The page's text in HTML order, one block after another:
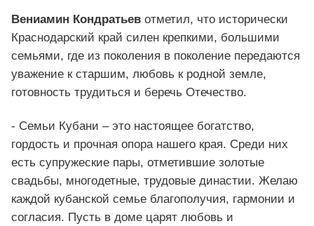
Вениамин Кондратьев отметил, что исторически
Краснодарский край силен крепкими, большими
семьями, где из поколения в поколение передаются
уважение к старшим, любовь к родной земле,
готовность трудиться и беречь Отечество.
- Семьи Кубани – это настоящее богатство,
гордость и прочная опора нашего края. Среди них
есть супружеские пары, отметившие золотые
свадьбы, многодетные, трудовые династии. Желаю
каждой кубанской семье благополучия, гармонии и
согласия. Пусть в доме царят любовь и